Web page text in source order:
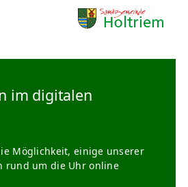
im digitalen
Möglichkeit, einige unserer
rund um die Uhr online